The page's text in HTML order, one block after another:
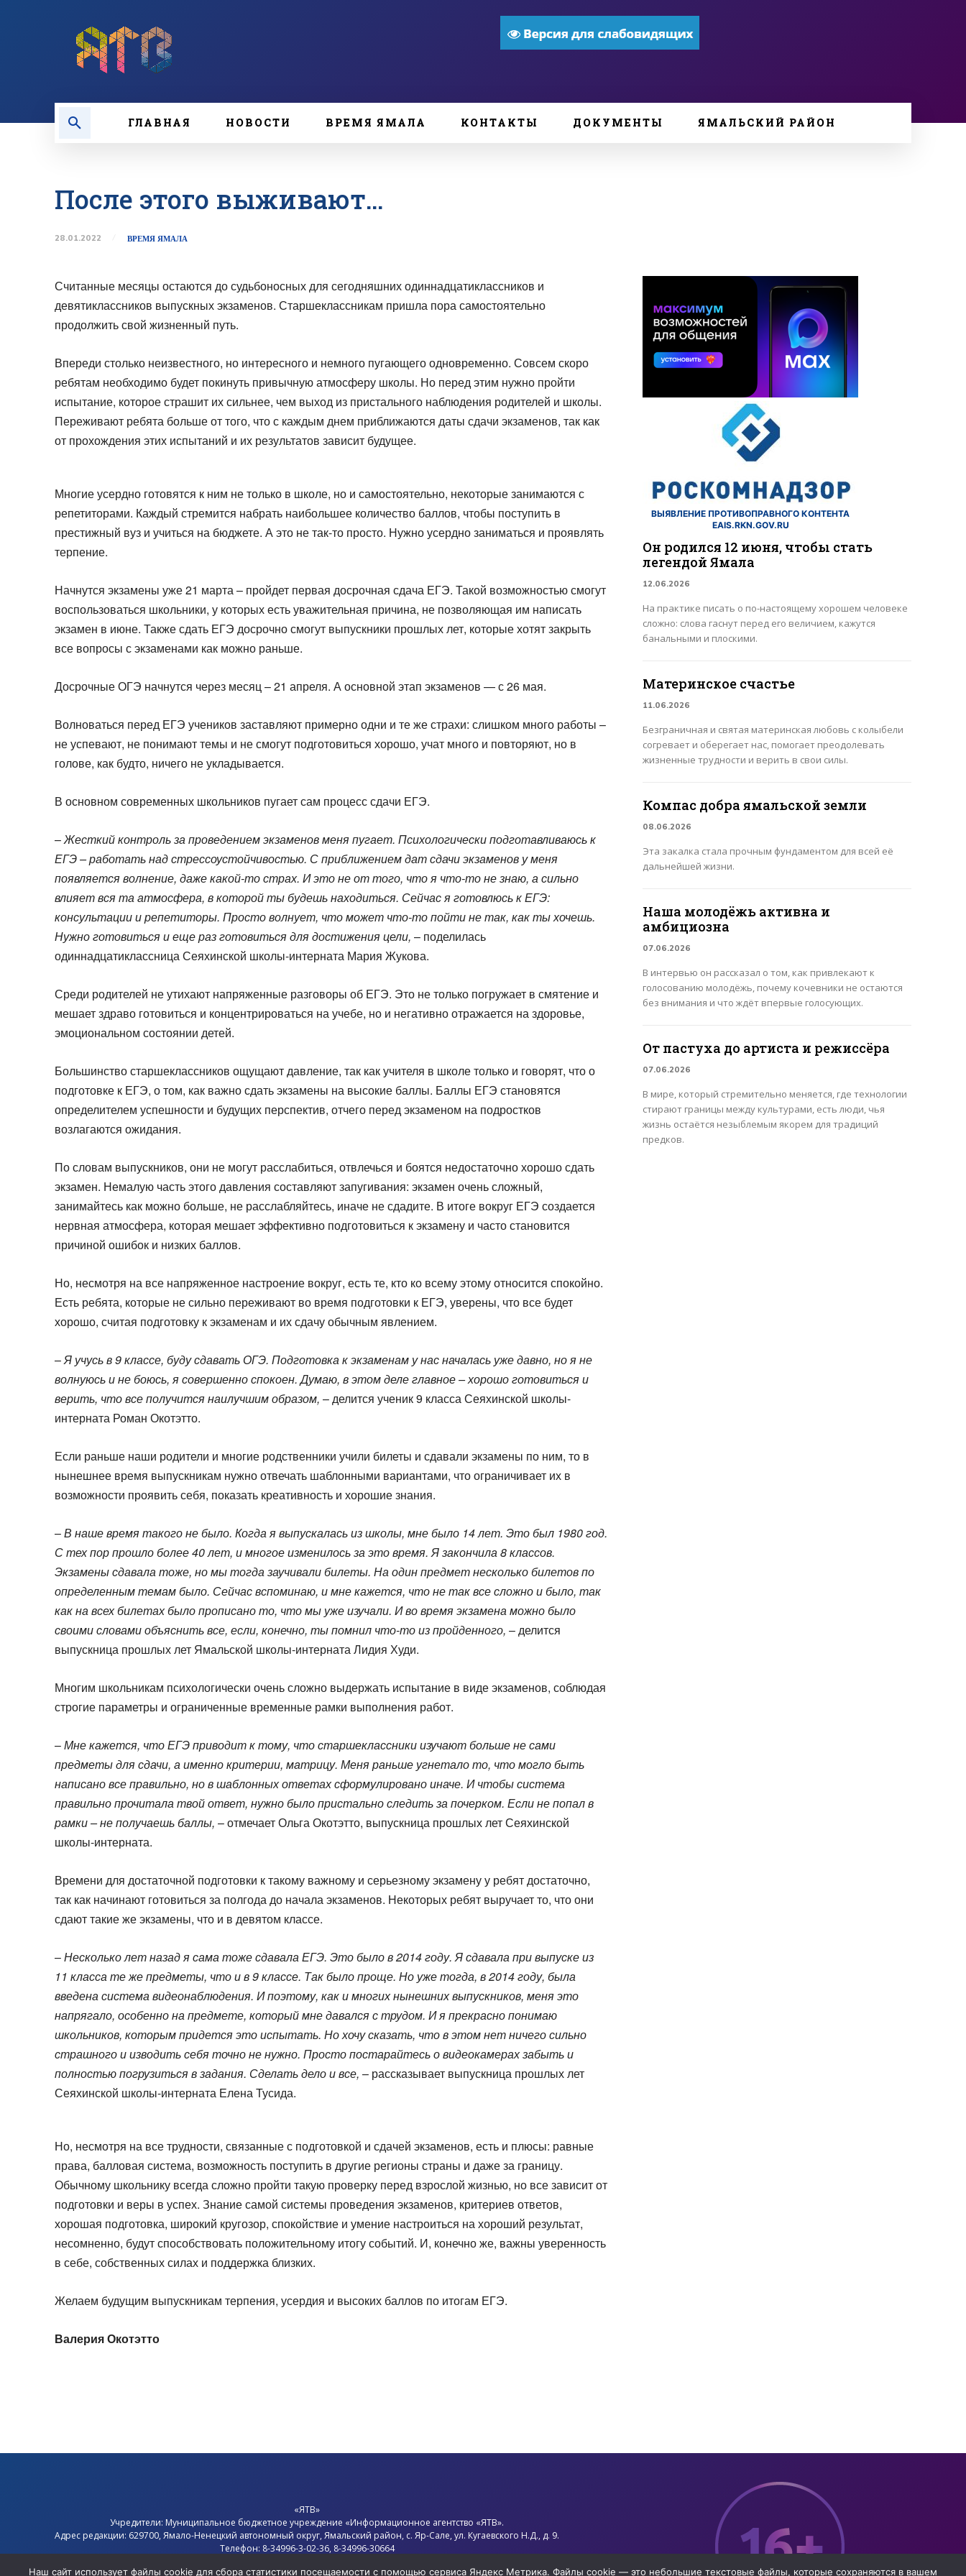
ГЛАВНАЯ НОВОСТИ ВРЕМЯ ЯМАЛА КОНТАКТЫ ДОКУМЕНТЫ ЯМАЛЬСКИЙ РАЙОН
После этого выживают…
28.01.2022 ВРЕМЯ ЯМАЛА
Считанные месяцы остаются до судьбоносных для сегодняшних одиннадцатиклассников и
девятиклассников выпускных экзаменов. Старшеклассникам пришла пора самостоятельно
продолжить свой жизненный путь.
Впереди столько неизвестного, но интересного и немного пугающего одновременно. Совсем скоро
ребятам необходимо будет покинуть привычную атмосферу школы. Но перед этим нужно пройти
испытание, которое страшит их сильнее, чем выход из пристального наблюдения родителей и школы.
Переживают ребята больше от того, что с каждым днем приближаются даты сдачи экзаменов, так как
от прохождения этих испытаний и их результатов зависит будущее.
Многие усердно готовятся к ним не только в школе, но и самостоятельно, некоторые занимаются с
репетиторами. Каждый стремится набрать наибольшее количество баллов, чтобы поступить в
престижный вуз и учиться на бюджете. А это не так-то просто. Нужно усердно заниматься и проявлять
терпение.
Начнутся экзамены уже 21 марта – пройдет первая досрочная сдача ЕГЭ. Такой возможностью смогут
воспользоваться школьники, у которых есть уважительная причина, не позволяющая им написать
экзамен в июне. Также сдать ЕГЭ досрочно смогут выпускники прошлых лет, которые хотят закрыть
все вопросы с экзаменами как можно раньше.
Досрочные ОГЭ начнутся через месяц – 21 апреля. А основной этап экзаменов — с 26 мая.
Волноваться перед ЕГЭ учеников заставляют примерно одни и те же страхи: слишком много работы –
не успевают, не понимают темы и не смогут подготовиться хорошо, учат много и повторяют, но в
голове, как будто, ничего не укладывается.
В основном современных школьников пугает сам процесс сдачи ЕГЭ.
–Жесткий контроль за проведением экзаменов меня пугает. Психологически подготавливаюсь к
ЕГЭ – работать над стрессоустойчивостью. С приближением дат сдачи экзаменов у меня
появляется волнение, даже какой-то страх. И это не от того, что я что-то не знаю, а сильно
влияет вся та атмосфера, в которой ты будешь находиться. Сейчас я готовлюсь к ЕГЭ:
консультации и репетиторы. Просто волнует, что может что-то пойти не так, как ты хочешь.
Нужно готовиться и еще раз готовиться для достижения цели, – поделилась
одиннадцатиклассница Сеяхинской школы-интерната Мария Жукова.
Среди родителей не утихают напряженные разговоры об ЕГЭ. Это не только погружает в смятение и
мешает здраво готовиться и концентрироваться на учебе, но и негативно отражается на здоровье,
эмоциональном состоянии детей.
Большинство старшеклассников ощущают давление, так как учителя в школе только и говорят, что о
подготовке к ЕГЭ, о том, как важно сдать экзамены на высокие баллы. Баллы ЕГЭ становятся
определителем успешности и будущих перспектив, отчего перед экзаменом на подростков
возлагаются ожидания.
По словам выпускников, они не могут расслабиться, отвлечься и боятся недостаточно хорошо сдать
экзамен. Немалую часть этого давления составляют запугивания: экзамен очень сложный,
занимайтесь как можно больше, не расслабляйтесь, иначе не сдадите. В итоге вокруг ЕГЭ создается
нервная атмосфера, которая мешает эффективно подготовиться к экзамену и часто становится
причиной ошибок и низких баллов.
Но, несмотря на все напряженное настроение вокруг, есть те, кто ко всему этому относится спокойно.
Есть ребята, которые не сильно переживают во время подготовки к ЕГЭ, уверены, что все будет
хорошо, считая подготовку к экзаменам и их сдачу обычным явлением.
–Я учусь в 9 классе, буду сдавать ОГЭ. Подготовка к экзаменам у нас началась уже давно, но я не
волнуюсь и не боюсь, я совершенно спокоен. Думаю, в этом деле главное – хорошо готовиться и
верить, что все получится наилучшим образом, – делится ученик 9 класса Сеяхинской школы-
интерната Роман Окотэтто.
Если раньше наши родители и многие родственники учили билеты и сдавали экзамены по ним, то в
нынешнее время выпускникам нужно отвечать шаблонными вариантами, что ограничивает их в
возможности проявить себя, показать креативность и хорошие знания.
–В наше время такого не было. Когда я выпускалась из школы, мне было 14 лет. Это был 1980 год.
С тех пор прошло более 40 лет, и многое изменилось за это время. Я закончила 8 классов.
Экзамены сдавала тоже, но мы тогда заучивали билеты. На один предмет несколько билетов по
определенным темам было. Сейчас вспоминаю, и мне кажется, что не так все сложно и было, так
как на всех билетах было прописано то, что мы уже изучали. И во время экзамена можно было
своими словами объяснить все, если, конечно, ты помнил что-то из пройденного, – делится
выпускница прошлых лет Ямальской школы-интерната Лидия Худи.
Многим школьникам психологически очень сложно выдержать испытание в виде экзаменов, соблюдая
строгие параметры и ограниченные временные рамки выполнения работ.
–Мне кажется, что ЕГЭ приводит к тому, что старшеклассники изучают больше не сами
предметы для сдачи, а именно критерии, матрицу. Меня раньше угнетало то, что могло быть
написано все правильно, но в шаблонных ответах сформулировано иначе. И чтобы система
правильно прочитала твой ответ, нужно было пристально следить за почерком. Если не попал в
рамки – не получаешь баллы, – отмечает Ольга Окотэтто, выпускница прошлых лет Сеяхинской
школы-интерната.
Времени для достаточной подготовки к такому важному и серьезному экзамену у ребят достаточно,
так как начинают готовиться за полгода до начала экзаменов. Некоторых ребят выручает то, что они
сдают такие же экзамены, что и в девятом классе.
–Несколько лет назад я сама тоже сдавала ЕГЭ. Это было в 2014 году. Я сдавала при выпуске из
11 класса те же предметы, что и в 9 классе. Так было проще. Но уже тогда, в 2014 году, была
введена система видеонаблюдения. И поэтому, как и многих нынешних выпускников, меня это
напрягало, особенно на предмете, который мне давался с трудом. И я прекрасно понимаю
школьников, которым придется это испытать. Но хочу сказать, что в этом нет ничего сильно
страшного и изводить себя точно не нужно. Просто постарайтесь о видеокамерах забыть и
полностью погрузиться в задания. Сделать дело и все, – рассказывает выпускница прошлых лет
Сеяхинской школы-интерната Елена Тусида.
Но, несмотря на все трудности, связанные с подготовкой и сдачей экзаменов, есть и плюсы: равные
права, балловая система, возможность поступить в другие регионы страны и даже за границу.
Обычному школьнику всегда сложно пройти такую проверку перед взрослой жизнью, но все зависит от
подготовки и веры в успех. Знание самой системы проведения экзаменов, критериев ответов,
хорошая подготовка, широкий кругозор, спокойствие и умение настроиться на хороший результат,
несомненно, будут способствовать положительному итогу событий. И, конечно же, важны уверенность
в себе, собственных силах и поддержка близких.
Желаем будущим выпускникам терпения, усердия и высоких баллов по итогам ЕГЭ.
Валерия Окотэтто
ВЫЯВЛЕНИЕ ПРОТИВОПРАВНОГО КОНТЕНТА
EAIS.RKN.GOV.RU
Он родился 12 июня, чтобы стать
легендой Ямала
12.06.2026
На практике писать о по-настоящему хорошем человеке
сложно: слова гаснут перед его величием, кажутся
банальными и плоскими.
Материнское счастье
11.06.2026
Безграничная и святая материнская любовь с колыбели
согревает и оберегает нас, помогает преодолевать
жизненные трудности и верить в свои силы.
Компас добра ямальской земли
08.06.2026
Эта закалка стала прочным фундаментом для всей её
дальнейшей жизни.
Наша молодёжь активна и
амбициозна
07.06.2026
В интервью он рассказал о том, как привлекают к
голосованию молодёжь, почему кочевники не остаются
без внимания и что ждёт впервые голосующих.
От пастуха до артиста и режиссёра
07.06.2026
В мире, который стремительно меняется, где технологии
стирают границы между культурами, есть люди, чья
жизнь остаётся незыблемым якорем для традиций
предков.
«ЯТВ»
Учредители: Муниципальное бюджетное учреждение «Информационное агентство «ЯТВ».
Адрес редакции: 629700, Ямало-Ненецкий автономный округ, Ямальский район, с. Яр-Сале, ул. Кугаевского Н.Д., д. 9.
Телефон: 8-34996-3-02-36, 8-34996-30664
Наш сайт использует файлы cookie для сбора статистики посещаемости с помощью сервиса Яндекс Метрика. Файлы cookie — это небольшие текстовые файлы, которые сохраняются в вашем